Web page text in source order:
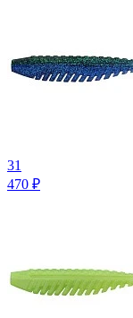
31
470 ₽